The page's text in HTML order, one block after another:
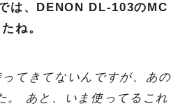
は、DENON DL-103のMC
ね。
てきてないんですが、あの
。 あと、いま使ってるこれ